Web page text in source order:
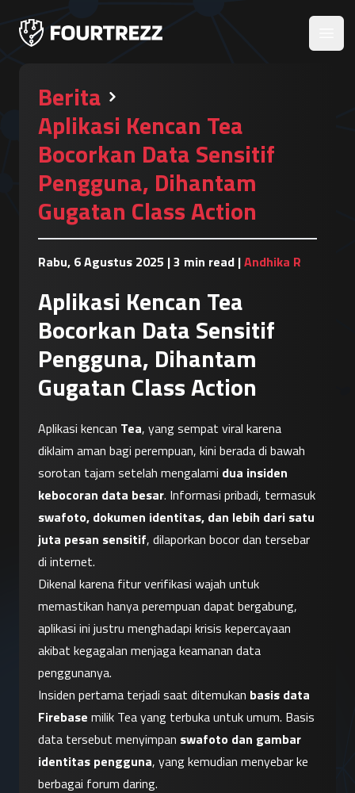
Berita
Aplikasi Kencan Tea
Bocorkan Data Sensitif
Pengguna, Dihantam
Gugatan Class Action
Rabu, 6 Agustus 2025 |3 min read |Andhika R
Aplikasi Kencan Tea
Bocorkan Data Sensitif
Pengguna, Dihantam
Gugatan Class Action
Aplikasi kencan Tea, yang sempat viral karena
diklaim aman bagi perempuan, kini berada di bawah
sorotan tajam setelah mengalami dua insiden
kebocoran data besar
swafoto, dokumen identitas, dan lebih dari satu
juta pesan sensitif, dilaporkan bocor dan tersebar
di internet.
Dikenal karena fitur verifikasi wajah untuk
memastikan hanya perempuan dapat bergabung,
aplikasi ini justru menghadapi krisis kepercayaan
akibat kegagalan menjaga keamanan data
penggunanya.
Insiden pertama terjadi saat ditemukan basis data
Firebase milik Tea yang terbuka untuk umum. Basis
data tersebut menyimpan swafoto dan gambar
identitas pengguna, yang kemudian menyebar ke
berbagai forum daring.